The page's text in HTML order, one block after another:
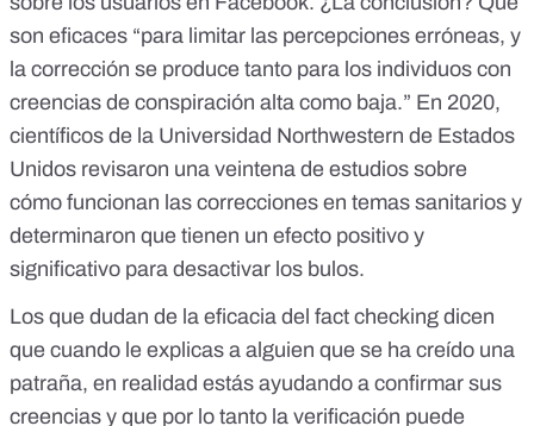
son eficaces “para limitar las percepciones erróneas, y
la corrección se produce tanto para los individuos con
creencias de conspiración alta como baja.” En 2020,
científicos de la Universidad Northwestern de Estados
Unidos revisaron una veintena de estudios sobre
cómo funcionan las correcciones en temas sanitarios y
determinaron que tienen un efecto positivo y
significativo para desactivar los bulos.
Los que dudan de la eficacia del fact checking dicen
que cuando le explicas a alguien que se ha creído una
patraña, en realidad estás ayudando a confirmar sus
creencias y que por lo tanto la verificación puede